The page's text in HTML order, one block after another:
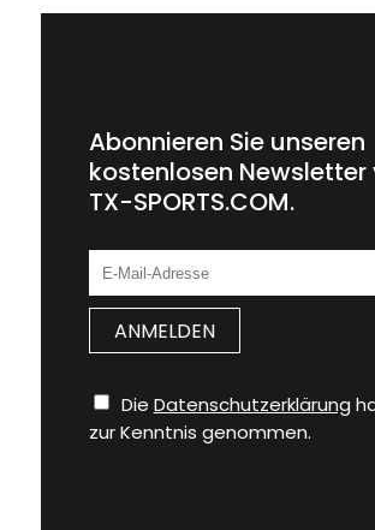
Abonnieren Sie unseren
kostenlosen Newsletter
TX-SPORTS.COM.
Die Datenschutzerklärung
zur Kenntnis genommen.